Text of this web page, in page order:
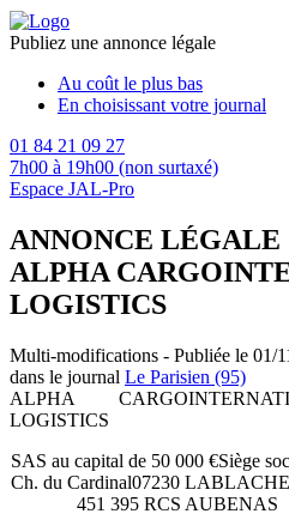
Publiez une annonce légale
Au coût le plus bas
En choisissant votre journal
01 84 21 09 27
7h00 à 19h00 (non surtaxé)
Espace JAL-Pro
ANNONCE LÉGALE
ALPHA
LOGISTICS
Multi-modifications - Publiée le 01/
dans le journal Le Parisien (95)
ALPHA
LOGISTICS
SAS au capital de 50 000 €Siège
Ch. du Cardinal07230
451 395 RCS AUBENAS